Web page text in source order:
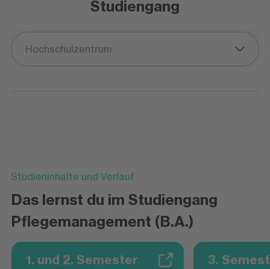
Studiengang
Hochschulzentrum
Studieninhalte und Verlauf
Das lernst du im Studiengang
Pflegemanagement (B.A.)
1. und 2. Semester 3.